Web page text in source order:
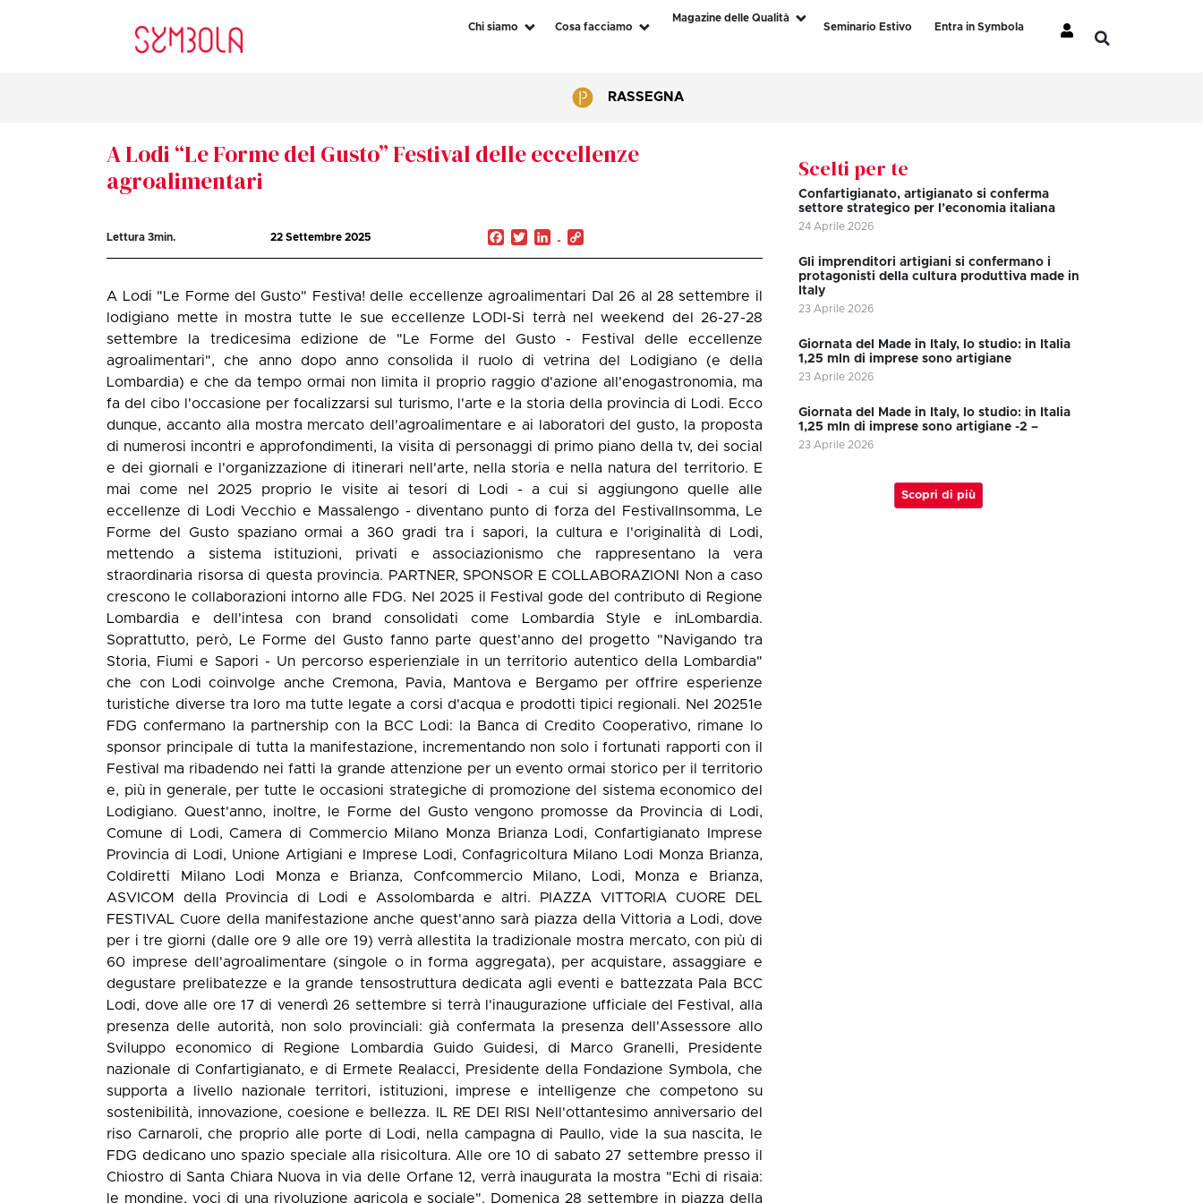
Chi siamo Cosa facciamo
Magazine delle Qualità
Seminario Estivo
Entra in Symbola
RASSEGNA
A Lodi “Le Forme del Gusto” Festival delle eccellenze
agroalimentari
Lettura3min. 22 Settembre 2025 Facebook
TwitterLinkedIn
A Lodi "Le Forme del Gusto" Festiva! delle eccellenze agroalimentari Dal 26 al 28 settembre il
lodigiano mette in mostra tutte le sue eccellenze LODI-Si terrà nel weekend del 26-27-28
settembre la tredicesima edizione de "Le Forme del Gusto - Festival delle eccellenze
agroalimentari", che anno dopo anno consolida il ruolo di vetrina del Lodigiano (e della
Lombardia) e che da tempo ormai non limita il proprio raggio d'azione all'enogastronomia, ma
fa del cibo l'occasione per focalizzarsi sul turismo, l'arte e la storia della provincia di Lodi. Ecco
dunque, accanto alla mostra mercato dell'agroalimentare e ai laboratori del gusto, la proposta
di numerosi incontri e approfondimenti, la visita di personaggi di primo piano della tv, dei social
e dei giornali e l'organizzazione di itinerari nell'arte, nella storia e nella natura del territorio. E
mai come nel 2025 proprio le visite ai tesori di Lodi - a cui si aggiungono quelle alle
eccellenze di Lodi Vecchio e Massalengo - diventano punto di forza del Festivallnsomma, Le
Forme del Gusto spaziano ormai a 360 gradi tra i sapori, la cultura e l'originalità di Lodi,
mettendo a sistema istituzioni, privati e associazionismo che rappresentano la vera
straordinaria risorsa di questa provincia. PARTNER, SPONSOR E COLLABORAZIONI Non a caso
crescono le collaborazioni intorno alle FDG. Nel 2025 il Festival gode del contributo di Regione
Lombardia e dell'intesa con brand consolidati come Lombardia Style e inLombardia.
Soprattutto, però, Le Forme del Gusto fanno parte quest'anno del progetto "Navigando tra
Storia, Fiumi e Sapori - Un percorso esperienziale in un territorio autentico della Lombardia"
che con Lodi coinvolge anche Cremona, Pavia, Mantova e Bergamo per offrire esperienze
turistiche diverse tra loro ma tutte legate a corsi d'acqua e prodotti tipici regionali. Nel 20251e
FDG confermano la partnership con la BCC Lodi: la Banca di Credito Cooperativo, rimane lo
sponsor principale di tutta la manifestazione, incrementando non solo i fortunati rapporti con il
Festival ma ribadendo nei fatti la grande attenzione per un evento ormai storico per il territorio
e, più in generale, per tutte le occasioni strategiche di promozione del sistema economico del
Lodigiano. Quest'anno, inoltre, le Forme del Gusto vengono promosse da Provincia di Lodi,
Comune di Lodi, Camera di Commercio Milano Monza Brianza Lodi, Confartigianato Imprese
Provincia di Lodi, Unione Artigiani e Imprese Lodi, Confagricoltura Milano Lodi Monza Brianza,
Coldiretti Milano Lodi Monza e Brianza, Confcommercio Milano, Lodi, Monza e Brianza,
ASVICOM della Provincia di Lodi e Assolombarda e altri. PIAZZA VITTORIA CUORE DEL
FESTIVAL Cuore della manifestazione anche quest'anno sarà piazza della Vittoria a Lodi, dove
per i tre giorni (dalle ore 9 alle ore 19) verrà allestita la tradizionale mostra mercato, con più di
60 imprese dell'agroalimentare (singole o in forma aggregata), per acquistare, assaggiare e
degustare prelibatezze e la grande tensostruttura dedicata agli eventi e battezzata Pala BCC
Lodi, dove alle ore 17 di venerdì 26 settembre si terrà l'inaugurazione ufficiale del Festival, alla
presenza delle autorità, non solo provinciali: già confermata la presenza dell'Assessore allo
Sviluppo economico di Regione Lombardia Guido Guidesi, di Marco Granelli, Presidente
nazionale di Confartigianato, e di Ermete Realacci, Presidente della Fondazione Symbola, che
supporta a livello nazionale territori, istituzioni, imprese e intelligenze che competono su
sostenibilità, innovazione, coesione e bellezza. IL RE DEI RISI Nell'ottantesimo anniversario del
riso Carnaroli, che proprio alle porte di Lodi, nella campagna di Paullo, vide la sua nascita, le
FDG dedicano uno spazio speciale alla risicoltura. Alle ore 10 di sabato 27 settembre presso il
Chiostro di Santa Chiara Nuova in via delle Orfane 12, verrà inaugurata la mostra "Echi di risaia:
le mondine, voci di una rivoluzione agricola e sociale". Domenica 28 settembre in piazza della
Scelti per te
Confartigianato, artigianato si conferma
settore strategico per l’economia italiana
24 Aprile 2026
Gli imprenditori artigiani si confermano i
protagonisti della cultura produttiva made in
Italy
23 Aprile 2026
Giornata del Made in Italy, lo studio: in Italia
1,25 mln di imprese sono artigiane
23 Aprile 2026
Giornata del Made in Italy, lo studio: in Italia
1,25 mln di imprese sono artigiane -2 –
23 Aprile 2026
Scopri di più